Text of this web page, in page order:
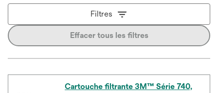
Filtres
Effacer tous les filtres
Cartouche filtrante 3M™ Série 740,